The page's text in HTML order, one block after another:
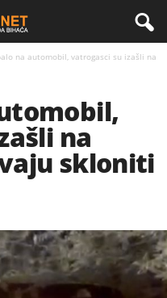
na automobil, vatrogasci su izašli na
na
skloniti